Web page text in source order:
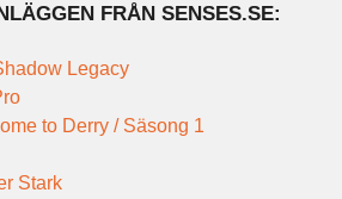
FRÅN SENSES.SE:
Legacy
to Derry / Säsong 1
Stark